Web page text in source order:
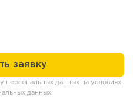
персональных данных на условиях
данных.